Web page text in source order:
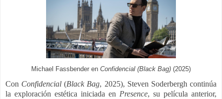
Michael Fassbender en Confidencial (Black Bag) (2025)
Con Confidencial (Black Bag, 2025), Steven Soderbergh continúa
la exploración estética iniciada en Presence, su película anterior,